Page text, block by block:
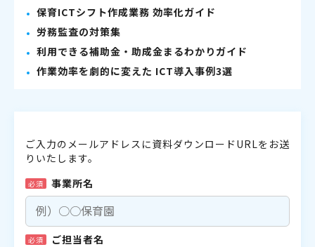
保育ICTシフト作成業務 効率化ガイド
労務監査の対策集
利用できる補助金・助成金まるわかりガイド
作業効率を劇的に変えた ICT導入事例3選
ご入力のメールアドレスに資料ダウンロードURLをお送
りいたします。
必須 事業所名
必須 ご担当者名